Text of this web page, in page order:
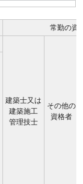
常勤の資
建築士又は
建築施工
管理技士
その他の
資格者